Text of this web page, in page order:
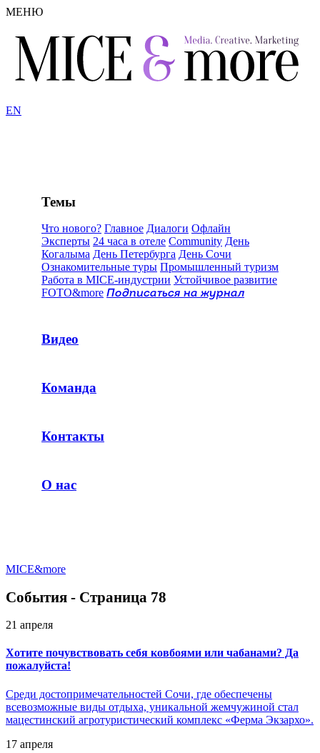
МЕНЮ
EN
Темы
Что нового? Главное Диалоги Офлайн
Эксперты 24 часа в отеле Community День
Когалыма День Петербурга День Сочи
Ознакомительные туры Промышленный туризм
Работа в MICE-индустрии Устойчивое развитие
FOTO&more Подписаться на журнал
Видео
Команда
Контакты
О нас
MICE&more
События - Страница 78
21 апреля
Хотите почувствовать себя ковбоями или чабанами? Да
пожалуйста!
Среди достопримечательностей Сочи, где обеспечены
всевозможные виды отдыха, уникальной жемчужиной стал
мацестинский агротуристический комплекс «Ферма Экзархо».
17 апреля